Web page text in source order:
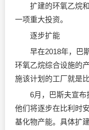
扩建的环氧乙烷和
一项重大投资。
逐步扩能
早在2018年，巴斯
环氧乙烷综合设施的
施该计划的工厂就是
6月，巴斯夫宣布扩
他们将逐步在比利时
基化物产能。具体扩